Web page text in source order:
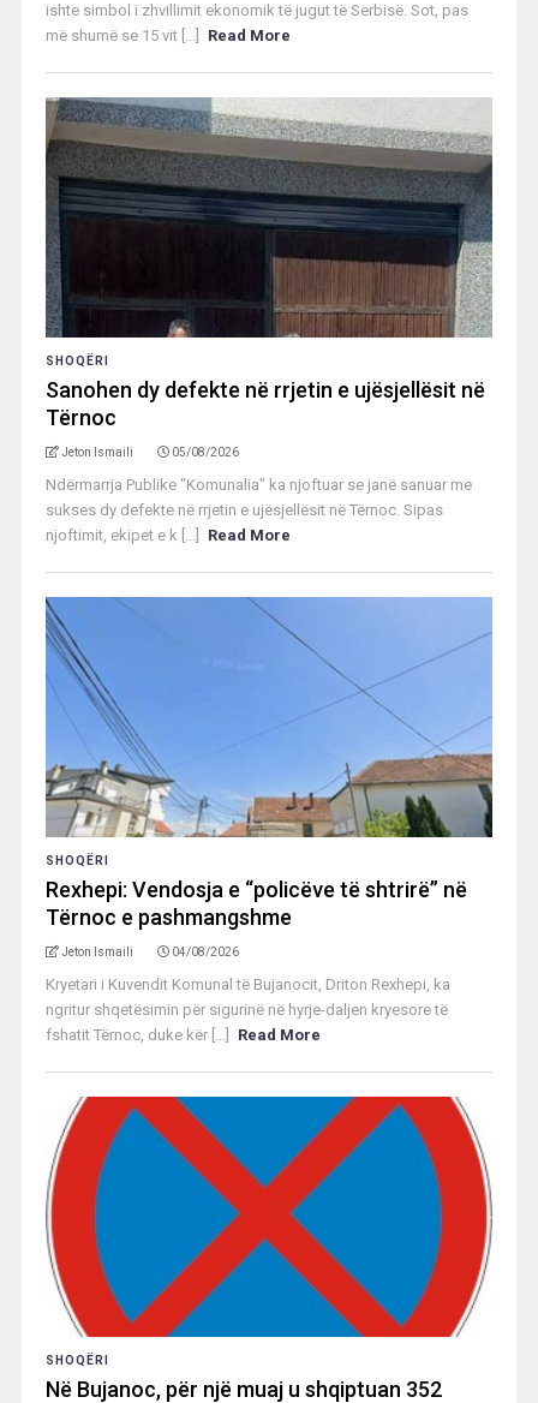
ishte simbol i zhvillimit ekonomik të jugut të Serbisë. Sot, pas
më shumë se 15 vit [...]
Read More
SHOQËRI
Sanohen dy defekte në rrjetin e ujësjellësit në
Tërnoc
Jeton Ismaili 05/08/2026
Ndërmarrja Publike "Komunalia" ka njoftuar se janë sanuar me
sukses dy defekte në rrjetin e ujësjellësit në Tërnoc. Sipas
njoftimit, ekipet e k [...]
Read More
SHOQËRI
Rexhepi: Vendosja e “policëve të shtrirë” në
Tërnoc e pashmangshme
Jeton Ismaili 04/08/2026
Kryetari i Kuvendit Komunal të Bujanocit, Driton Rexhepi, ka
ngritur shqetësimin për sigurinë në hyrje-daljen kryesore të
fshatit Tërnoc, duke kër [...]
Read More
SHOQËRI
Në Bujanoc, për një muaj u shqiptuan 352